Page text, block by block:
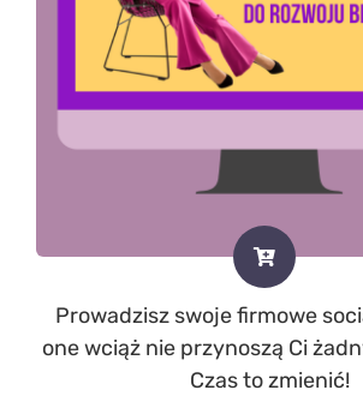
Prowadzisz swoje firmowe
one wciąż nie przynoszą Ci
Czas to zmienić!